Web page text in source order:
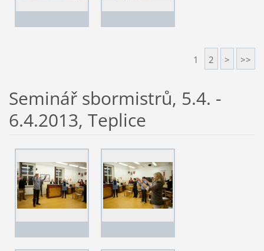
1 2 > >>
Seminář sbormistrů, 5.4. -
6.4.2013, Teplice